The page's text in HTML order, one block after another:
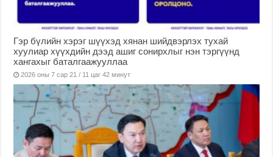
Гэр бүлийн хэрэг шүүхэд хянан шийдвэрлэх тухай
хуулиар хүүхдийн дээд ашиг сонирхлыг нэн тэргүүнд
хангахыг баталгаажууллаа
2026 оны 7 сар 21 / 11 цаг 42 минут